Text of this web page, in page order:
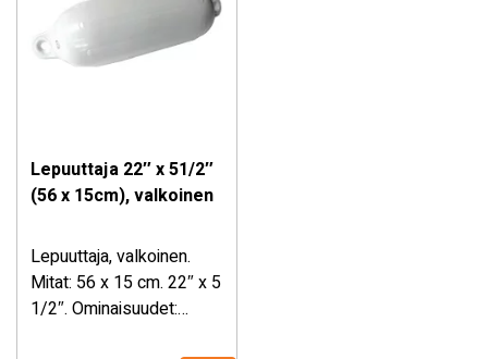
Lepuuttaja 22″ x 51/2″
(56 x 15cm), valkoinen
Lepuuttaja, valkoinen.
Mitat: 56 x 15 cm. 22″ x 5
1/2″. Ominaisuudet: